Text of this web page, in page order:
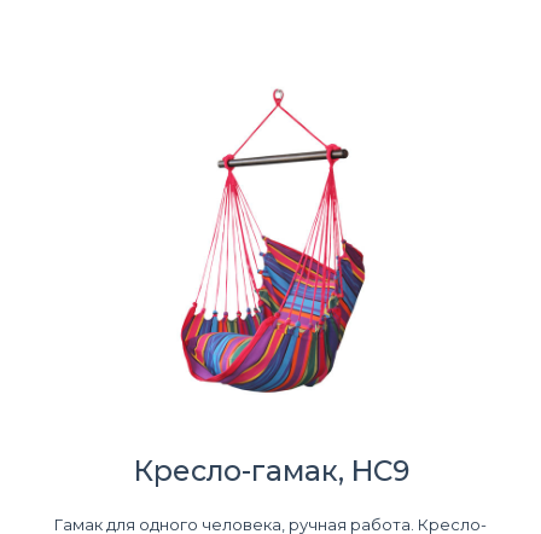
Кресло-гамак, HC9
Гамак для одного человека, ручная работа. Кресло-